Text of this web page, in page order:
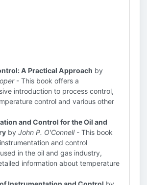
A Practical Approach by
- This book offers a
introduction to process control,
control and various other
and Control for the Oil and
by John P. O'Connell- This book
and control
in the oil and gas industry,
information about temperature